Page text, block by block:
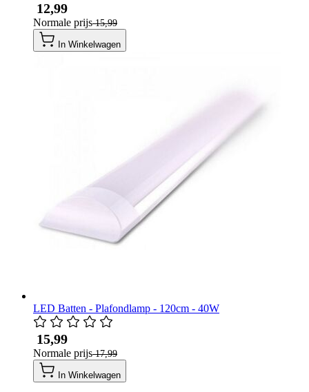
​ 12,99
Normale prijs​ 15,99
In Winkelwagen
LED Batten - Plafondlamp - 120cm - 40W
​ 15,99
Normale prijs​ 17,99
In Winkelwagen